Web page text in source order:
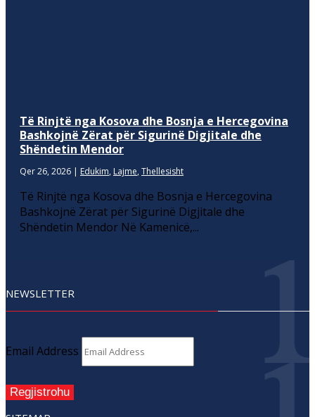
Të Rinjtë nga Kosova dhe Bosnja e Hercegovina
Bashkojnë Zërat për Sigurinë Digjitale dhe
Shëndetin Mendor
Qer 26, 2026 | Edukim, Lajme, Thellesisht
Të Rinjtë nga Kosova dhe Bosnja e Hercegovina
Bashkojnë Zërat për Sigurinë Digjitale dhe
Shëndetin Mendor Në Kamenicë,...
NEWSLETTER
Email Address
Regjistrohu